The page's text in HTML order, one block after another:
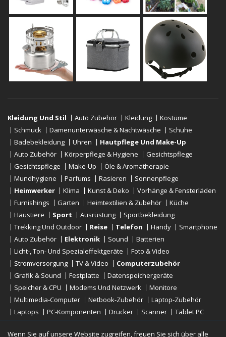
Kleidung Und Stil Auto Zubehör Kleidung
Kostüme
Schmuck
Damenunterwäsche & Nachtwäsche
Schuhe
Badebekleidung
Uhren
Hautpflege Und Make-Up
Auto Zubehör
Körperpflege & Hygiene
Gesichtspflege
Gesichtspflege
Make-Up
Öle & Aromatherapie
Mundhygiene
Parfums Rasieren
Sonnenpflege
Heimwerker
Klima Kunst & Deko
Vorhänge & Fensterläden
Furnishings
Garten Heimtextilien & Zubehör
Küche
Haustiere
Sport Ausrüstung
Sportbekleidung
Trekking Und Outdoor
Reise Telefon Handy
Smartphone
Auto Zubehör
Elektronik Sound
Batterien
Licht-, Ton- Und Spezialeffektgeräte
Foto & Video
Stromversorgung
TV & Video
Computerzubehör
Grafik & Sound
Festplatte
Datenspeichergeräte
Speicher & CPU
Modems Und Netzwerk
Monitore
Multimedia-Computer
Netbook-Zubehör
Laptop-Zubehör
Laptops
PC-Komponenten Drucker Scanner
Tablet PC
Wenn Sie auf unsere Website zugreifen, freuen Sie sich über alle